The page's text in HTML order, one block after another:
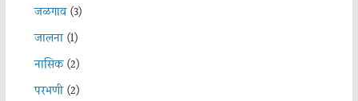
जळगाव(3)
जालना(1)
नासिक(2)
परभणी(2)